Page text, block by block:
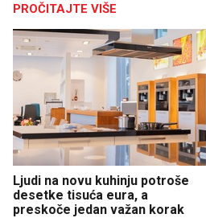
PROČITAJTE VIŠE
Ljudi na novu kuhinju potroše
desetke tisuća eura, a
preskoče jedan važan korak